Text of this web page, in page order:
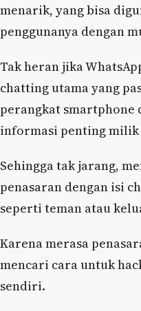
menarik, yang bisa
penggunanya dengan
Tak heran jika
chatting utama yang
perangkat smartphone
informasi penting milik
Sehingga tak jarang,
penasaran dengan isi
seperti teman atau
Karena merasa
mencari cara untuk
sendiri.